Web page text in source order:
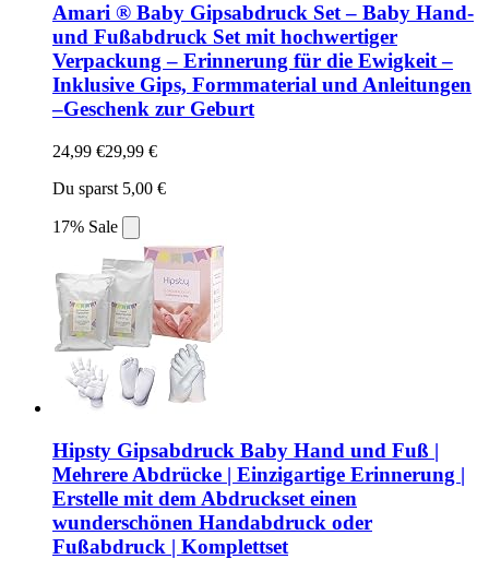
Amari ® Baby Gipsabdruck Set – Baby Hand-
und Fußabdruck Set mit hochwertiger
Verpackung – Erinnerung für die Ewigkeit –
Inklusive Gips, Formmaterial und Anleitungen
–Geschenk zur Geburt
24,99 €29,99 €
Du sparst 5,00 €
17% Sale
Hipsty Gipsabdruck Baby Hand und Fuß |
Mehrere Abdrücke | Einzigartige Erinnerung |
Erstelle mit dem Abdruckset einen
wunderschönen Handabdruck oder
Fußabdruck | Komplettset